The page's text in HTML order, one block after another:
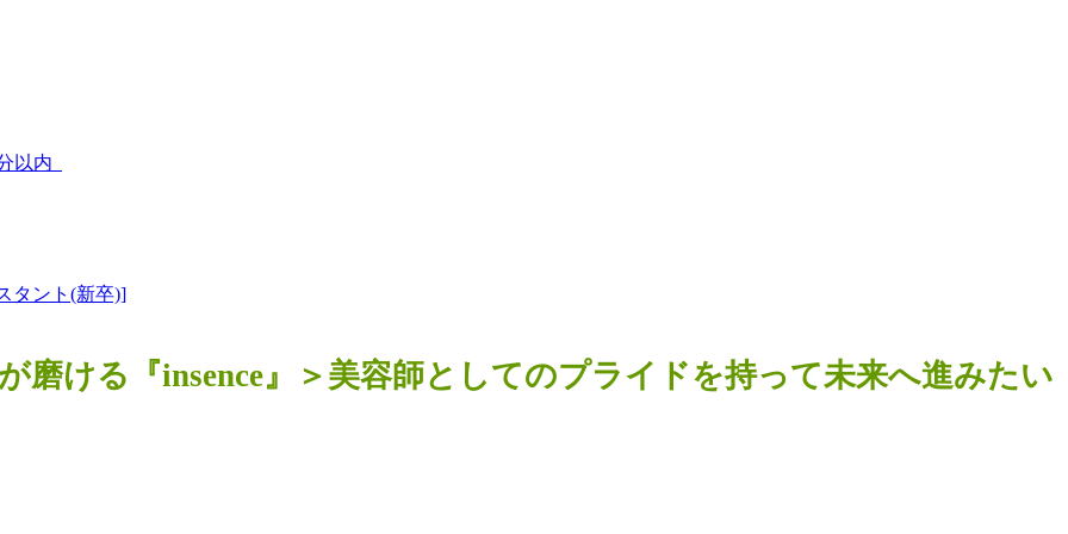
以内
タント(新卒)]
磨ける『insence』＞美容師としてのプライドを持って未来へ進みたい